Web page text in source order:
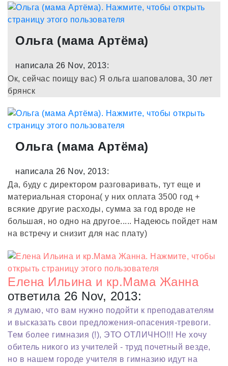
Ольга (мама Артёма)
написала 26 Nov, 2013:
Ок, сейчас поищу вас) Я ольга шаповалова, 30 лет
брянск
Ольга (мама Артёма)
написала 26 Nov, 2013:
Да, буду с директором разговаривать, тут еще и
материальная сторона( у них оплата 3500 год +
всякие другие расходы, сумма за год вроде не
большая, но одно на другое..... Надеюсь пойдет нам
на встречу и снизит для нас плату)
Елена Ильина и кр.Мама Жанна
ответила 26 Nov, 2013:
я думаю, что вам нужно подойти к преподавателям
и высказать свои предложения-опасения-тревоги.
Тем более гимназия (!), ЭТО ОТЛИЧНО!!! Не хочу
обитель никого из учителей - труд почетный везде,
но в нашем городе учителя в гимназию идут на